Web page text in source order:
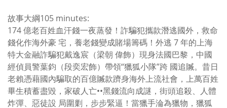
故事大綱105 minutes:
174 億老百姓血汗錢一夜蒸發！詐騙犯攜款潛逃國外，救命
錢化作海外豪 宅，養老錢變成賭場籌碼！外逃 7 年的上海
特大金融詐騙犯戴逸宸（梁朝 偉飾）現身法國巴黎，中國
經偵員警葉鈞（段奕宏飾）帶領“獵狐小隊”跨 國追贓。昔日
老賴憑藉國內騙取的百億贓款躋身海外上流社會，上萬百姓
畢生積蓄盡毀，家破人亡••黑錢流向成謎，街頭追殺、人體
炸彈、惡徒設 局圍剿，步步緊逼！當獵手淪為獵物，獵狐